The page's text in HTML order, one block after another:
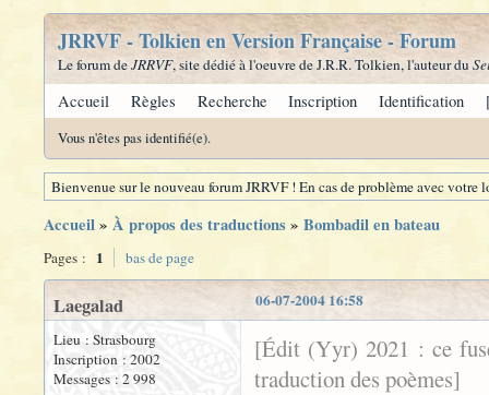
JRRVF - Tolkien en Version Française - Forum
Le forum deJRRVF, site dédié à l'oeuvre de J.R.R. Tolkien, l'auteur du
Accueil Règles Recherche Inscription Identification
Vous n'êtes pas identifié(e).
Bienvenue sur le nouveau forum JRRVF ! En cas de problème avec
Accueil» À propos des traductions» Bombadil en bateau
Pages : 1 bas de page
06-07-2004 16:58
Laegalad
Lieu : Strasbourg
Inscription : 2002
Messages : 2 998
[Édit (Yyr) 2021 : ce
traduction des poèmes]